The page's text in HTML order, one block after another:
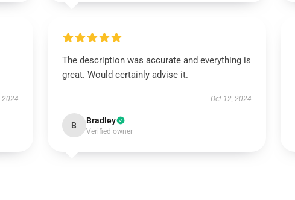
2024
The description was accurate and everything is
great. Would certainly advise it.
Oct 12, 2024
B Bradley
Verified owner